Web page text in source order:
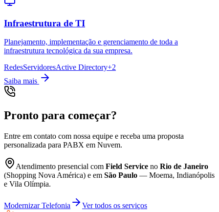
Infraestrutura de TI
Planejamento, implementação e gerenciamento de toda a
infraestrutura tecnológica da sua empresa.
RedesServidoresActive Directory+2
Saiba mais
Pronto para começar?
Entre em contato com nossa equipe e receba uma proposta
personalizada para PABX em Nuvem.
Atendimento presencial com Field Service no Rio de Janeiro
(Shopping Nova América) e em São Paulo — Moema, Indianópolis
e Vila Olímpia.
Modernizar Telefonia Ver todos os serviços